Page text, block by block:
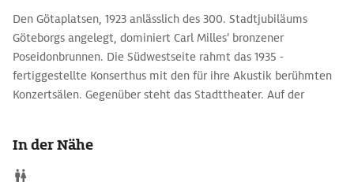
Den Götaplatsen, 1923 anlässlich des 300. Stadtjubiläums
Göteborgs angelegt, dominiert Carl Milles’ bronzener
Poseidonbrunnen. Die Südwestseite rahmt das 1935 ­
fertiggestellte Konserthus mit den für ihre Akustik berühmten
Konzertsälen. Gegenüber steht das Stadttheater. Auf der
Hasselblad Center für Fotografie zur Besichtigung ein.
In der Nähe